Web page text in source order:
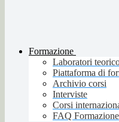
Formazione
Laboratori
Piattaforma di
Archivio corsi
Interviste
Corsi
FAQ Formazione